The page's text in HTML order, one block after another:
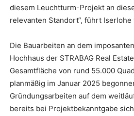
diesem Leuchtturm-Projekt an
relevanten Standort“, führt Iserlohe
Die Bauarbeiten an dem
Hochhaus der STRABAG Real
Gesamtfläche von rund 55.000
planmäßig im Januar 2025
Gründungsarbeiten auf dem
bereits bei Projektbekanntgabe